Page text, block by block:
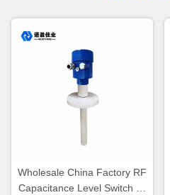
Wholesale China Factory RF
Capacitance Level Switch ถัง